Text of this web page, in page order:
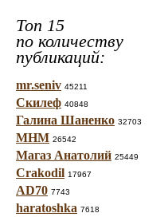
Топ 15
по количеству
публикаций:
mr.seniv 45211
Скилеф 40848
Галина Шаненко 32703
МНМ 26542
Магаз Анатолий 25449
Crakodil 17967
AD70 7743
haratoshka 7618